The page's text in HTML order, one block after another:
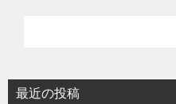
最近の投稿